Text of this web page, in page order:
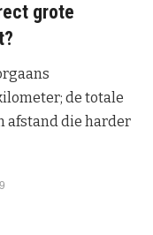
grote
de totale
afstand die harder